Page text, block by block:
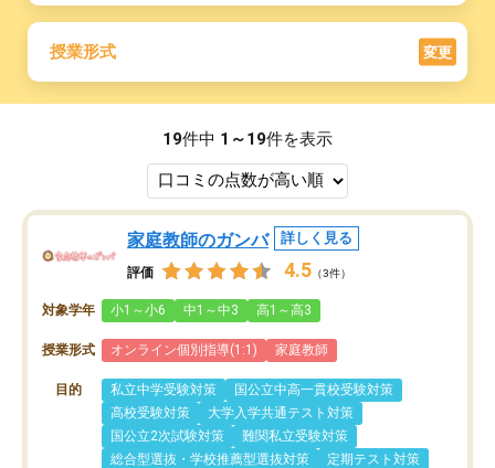
授業形式 変更
19件中 1～19件を表示
家庭教師のガンバ 詳しく見る
評価 4.5 （3件）
対象学年 小1～小6 中1～中3 高1～高3
授業形式 オンライン個別指導(1:1) 家庭教師
目的 私立中学受験対策
国公立中高一貫校受験対策
高校受験対策
大学入学共通テスト対策
国公立2次試験対策
難関私立受験対策
総合型選抜・学校推薦型選抜対策
定期テスト対策